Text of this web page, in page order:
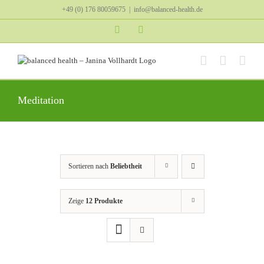
+49 (0) 176 80059675 info@balanced-health.de
Instagram
Meditation
Sortieren nach Beliebtheit
Zeige 12 Produkte